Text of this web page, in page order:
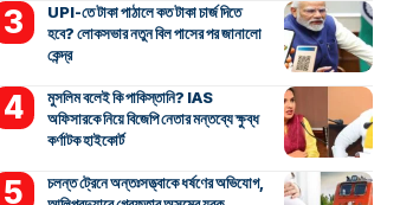
UPI-তে টাকা পাঠালে কত টাকা চার্জ দিতে
হবে? লোকসভার নতুন বিল পাসের পর জানালো
কেন্দ্র
মুসলিম বলেই কি পাকিস্তানি? IAS
অফিসারকে নিয়ে বিজেপি নেতার মন্তব্যে ক্ষুব্ধ
কর্ণাটক হাইকোর্ট
চলন্ত ট্রেনে অন্তঃসত্ত্বাকে ধর্ষণের অভিযোগ,